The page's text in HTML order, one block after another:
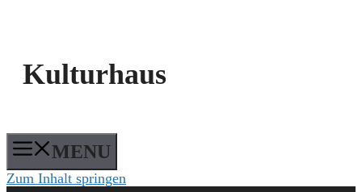
Kulturhaus
MENU
Zum Inhalt springen